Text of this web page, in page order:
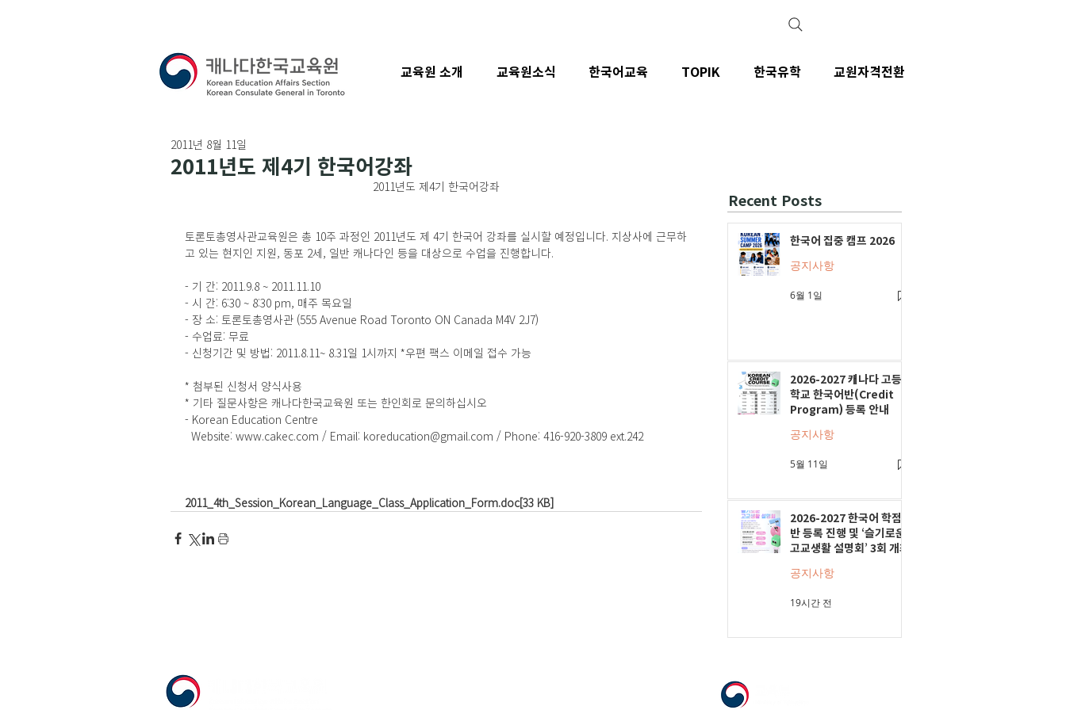
2011년도 제4기 한국어강좌
2011년 8월 11일
2011년도 제4기 한국어강좌
토론토총영사관교육원은 총 10주 과정인 2011년도 제 4기 한국어 강좌를 실시할 예정입니다. 지상사에 근무하
고 있는 현지인 지원, 동포 2세, 일반 캐나다인 등을 대상으로 수업을 진행합니다.
- 기 간: 2011.9.8 ~ 2011.11.10
- 시 간: 6:30 ~ 8:30 pm, 매주 목요일
- 장 소: 토론토총영사관 (555 Avenue Road Toronto ON Canada M4V 2J7)
- 수업료: 무료
- 신청기간 및 방법: 2011.8.11~ 8.31일 1시까지 *우편 팩스 이메일 접수 가능
* 첨부된 신청서 양식사용
* 기타 질문사항은 캐나다한국교육원 또는 한인회로 문의하십시오
- Korean Education Centre
  Website: www.cakec.com / Email: koreducation@gmail.com / Phone: 416-920-3809 ext.242
2011_4th_Session_Korean_Language_Class_Application_Form.doc[33 KB]
Recent Posts
한국어 집중 캠프 2026
공지사항
6월 1일
2026-2027 캐나다 고등
학교 한국어반(Credit
Program) 등록 안내
공지사항
5월 11일
2026-2027 한국어 학점
반 등록 진행 및 ‘슬기로운
고교생활 설명회’ 3회 개최
공지사항
19시간 전
교육원 소개 교육원소식 한국어교육 TOPIK 한국유학 교원자격전환